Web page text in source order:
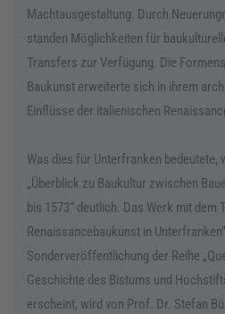
Machtausgestaltung. Durch
standen Möglichkeiten für
Transfers zur Verfügung. Die
Baukunst erweiterte sich in ihrem
Einflüsse der italienischen
Was dies für Unterfranken bedeutete,
„Überblick zu Baukultur zwischen
bis 1573“ deutlich. Das Werk mit dem
Renaissancebaukunst in
Sonderveröffentlichung der Reihe
Geschichte des Bistums und
erscheint, wird von Prof. Dr. Stefan